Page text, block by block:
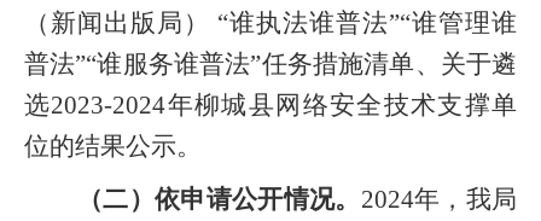
（新闻出版局） “谁执法谁普法”“谁管理谁
普法”“谁服务谁普法”任务措施清单、关于遴
选2023-2024年柳城县网络安全技术支撑单
位的结果公示。
（二）依申请公开情况。 2024年，我局